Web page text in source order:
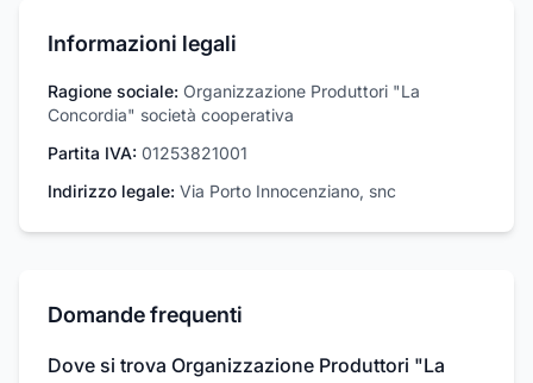
Informazioni legali
Ragione sociale: Organizzazione Produttori "La
Concordia" società cooperativa
Partita IVA: 01253821001
Indirizzo legale: Via Porto Innocenziano, snc
Domande frequenti
Dove si trova Organizzazione Produttori "La